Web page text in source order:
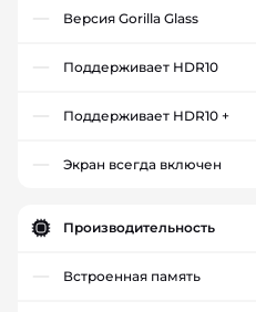
Версия Gorilla Glass
Поддерживает HDR10
Поддерживает HDR10 +
Экран всегда включен
Производительность
Встроенная память